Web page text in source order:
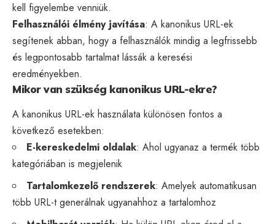
kell figyelembe venniük.
Felhasználói élmény javítása: A kanonikus URL-ek
segítenek abban, hogy a felhasználók mindig a legfrissebb
és legpontosabb tartalmat lássák a keresési
eredményekben.
Mikor van szükség kanonikus URL-ekre?
A kanonikus URL-ek használata különösen fontos a
következő esetekben:
E-kereskedelmi oldalak: Ahol ugyanaz a termék több
kategóriában is megjelenik
Tartalomkezelő rendszerek: Amelyek automatikusan
több URL-t generálnak ugyanahhoz a tartalomhoz